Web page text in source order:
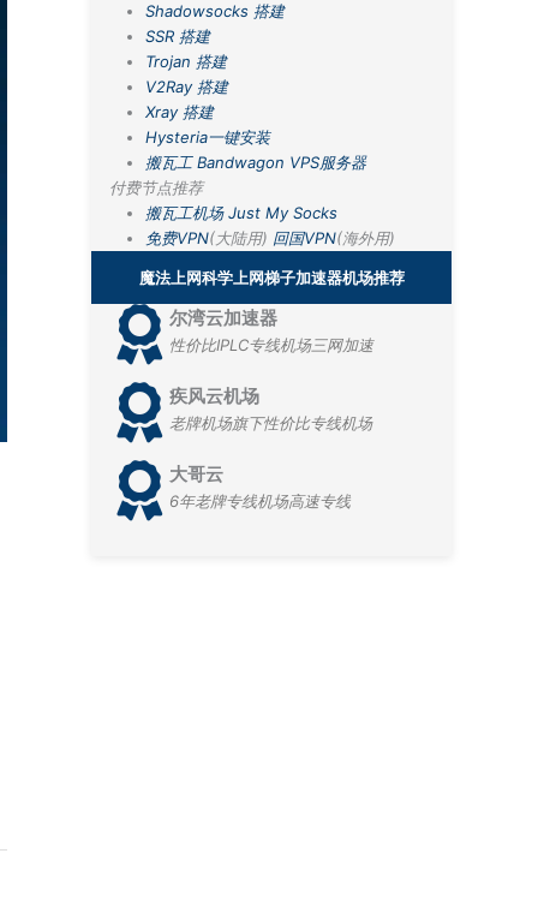
Shadowsocks 搭建
SSR 搭建
Trojan 搭建
V2Ray 搭建
Xray 搭建
Hysteria一键安装
搬瓦工 Bandwagon VPS服务器
付费节点推荐
搬瓦工机场 Just My Socks
免费VPN(大陆用) 回国VPN(海外用)
魔法上网科学上网梯子加速器机场推荐
尔湾云加速器
性价比IPLC专线机场三网加速
疾风云机场
老牌机场旗下性价比专线机场
大哥云
6年老牌专线机场高速专线